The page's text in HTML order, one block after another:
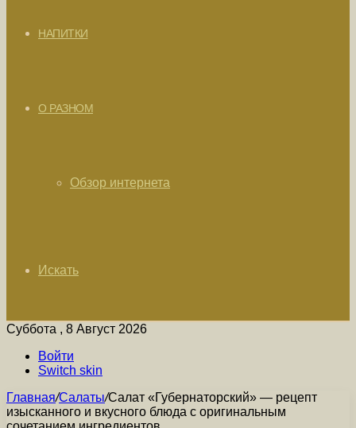
НАПИТКИ
О РАЗНОМ
Обзор интернета
Искать
Суббота , 8 Август 2026
Войти
Switch skin
Главная/Салаты/Салат «Губернаторский» — рецепт
изысканного и вкусного блюда с оригинальным